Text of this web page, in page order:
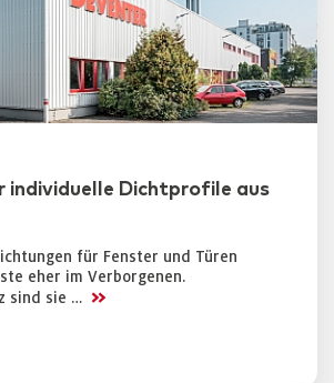
individuelle Dichtprofile aus
für Fenster und Türen
eher im Verborgenen.
sind sie … >>